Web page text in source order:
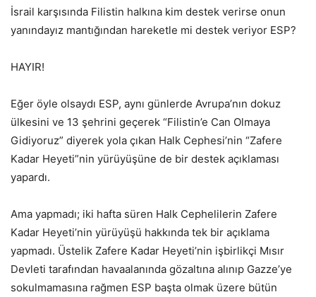
İsrail karşısında Filistin halkına kim destek verirse onun
yanındayız mantığından hareketle mi destek veriyor ESP?
HAYIR!
Eğer öyle olsaydı ESP, aynı günlerde Avrupa’nın dokuz
ülkesini ve 13 şehrini geçerek “Filistin’e Can Olmaya
Gidiyoruz” diyerek yola çıkan Halk Cephesi’nin “Zafere
Kadar Heyeti”nin yürüyüşüne de bir destek açıklaması
yapardı.
Ama yapmadı; iki hafta süren Halk Cephelilerin Zafere
Kadar Heyeti’nin yürüyüşü hakkında tek bir açıklama
yapmadı. Üstelik Zafere Kadar Heyeti’nin işbirlikçi Mısır
Devleti tarafından havaalanında gözaltına alınıp Gazze’ye
sokulmamasına rağmen ESP başta olmak üzere bütün